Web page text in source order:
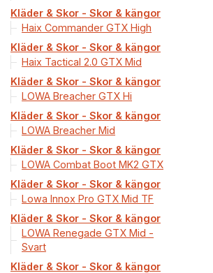
Kläder & Skor - Skor & kängor
Haix Commander GTX High
Kläder & Skor - Skor & kängor
Haix Tactical 2.0 GTX Mid
Kläder & Skor - Skor & kängor
LOWA Breacher GTX Hi
Kläder & Skor - Skor & kängor
LOWA Breacher Mid
Kläder & Skor - Skor & kängor
LOWA Combat Boot MK2 GTX
Kläder & Skor - Skor & kängor
Lowa Innox Pro GTX Mid TF
Kläder & Skor - Skor & kängor
LOWA Renegade GTX Mid -
Svart
Kläder & Skor - Skor & kängor